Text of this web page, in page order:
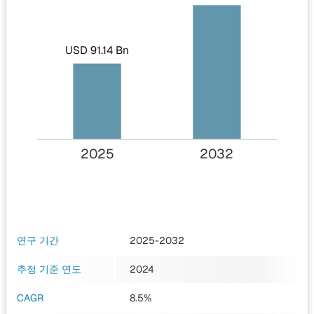
USD 91.14 Bn
2025 2032
연구 기간 2025-2032
추정 기준 연도 2024
CAGR 8.5%